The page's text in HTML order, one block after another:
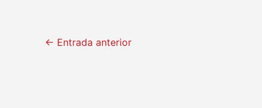
← Entrada anterior